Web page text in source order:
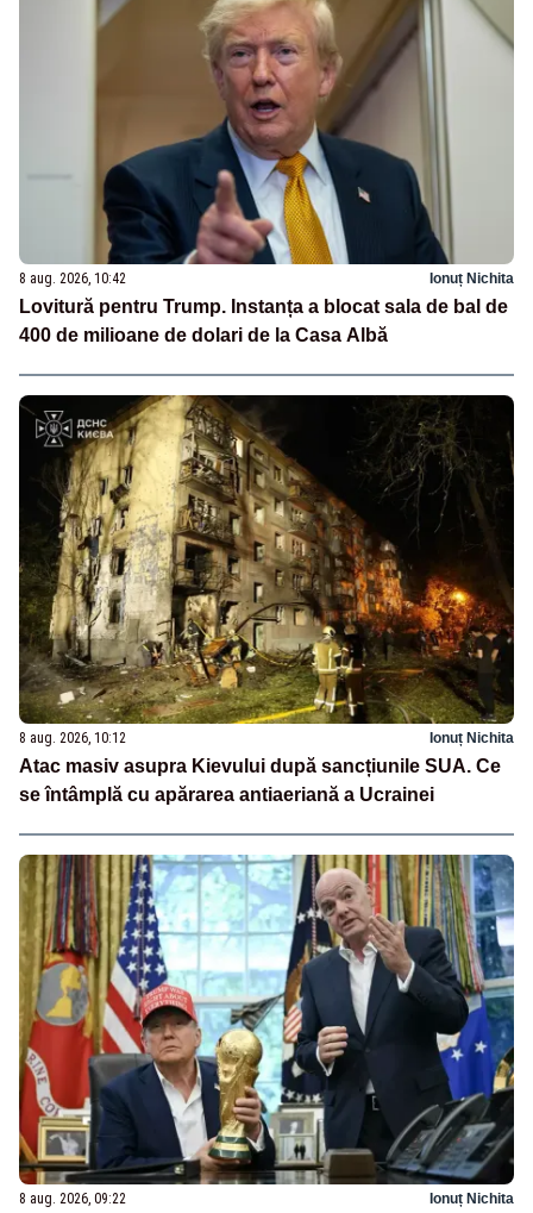
8 aug. 2026, 10:42 Ionuț Nichita
Lovitură pentru Trump. Instanța a blocat sala de bal de
400 de milioane de dolari de la Casa Albă
8 aug. 2026, 10:12 Ionuț Nichita
Atac masiv asupra Kievului după sancțiunile SUA. Ce
se întâmplă cu apărarea antiaeriană a Ucrainei
8 aug. 2026, 09:22 Ionuț Nichita